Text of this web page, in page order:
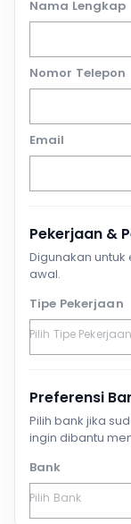
Nama Lengkap
Nomor Telepon
Email
Pekerjaan &
Digunakan
awal.
Tipe Pekerjaan
Preferensi
Pilih bank jika
ingin dibantu
Bank